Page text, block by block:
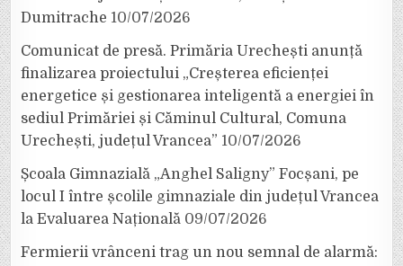
Dumitrache 10/07/2026
Comunicat de presă. Primăria Urechești anunță
finalizarea proiectului „Creșterea eficienței
energetice și gestionarea inteligentă a energiei în
sediul Primăriei și Căminul Cultural, Comuna
Urechești, județul Vrancea” 10/07/2026
Școala Gimnazială „Anghel Saligny” Focșani, pe
locul I între școlile gimnaziale din județul Vrancea
la Evaluarea Națională 09/07/2026
Fermierii vrânceni trag un nou semnal de alarmă: